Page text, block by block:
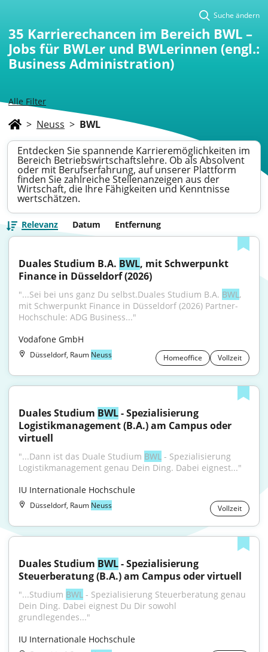
Alle Filter
Suche ändern
35 Karrierechancen im Bereich BWL –
Jobs für BWLer und BWLerinnen (engl.:
Business Administration)
> Neuss > BWL
Entdecken Sie spannende Karrieremöglichkeiten im
Bereich Betriebswirtschaftslehre. Ob als Absolvent
oder mit Berufserfahrung, auf unserer Plattform
finden Sie zahlreiche Stellenanzeigen aus der
Wirtschaft, die Ihre Fähigkeiten und Kenntnisse
wertschätzen.
Relevanz Datum Entfernung
Duales Studium B.A. BWL, mit Schwerpunkt
Finance in Düsseldorf (2026)
"...Sei bei uns ganz Du selbst.Duales Studium B.A. BWL,
mit Schwerpunkt Finance in Düsseldorf (2026) Partner-
Hochschule: ADG Business..."
Vodafone GmbH
Düsseldorf, Raum Neuss Homeoffice Vollzeit
Duales Studium BWL - Spezialisierung
Logistikmanagement (B.A.) am Campus oder
virtuell
"...Dann ist das Duale Studium BWL - Spezialisierung
Logistikmanagement genau Dein Ding. Dabei eignest..."
IU Internationale Hochschule
Düsseldorf, Raum Neuss Vollzeit
Duales Studium BWL - Spezialisierung
Steuerberatung (B.A.) am Campus oder virtuell
"...Studium BWL - Spezialisierung Steuerberatung genau
Dein Ding. Dabei eignest Du Dir sowohl
grundlegendes..."
IU Internationale Hochschule